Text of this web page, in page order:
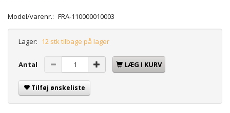
Model/varenr.: FRA-110000010003
Lager: 12 stk tilbage på lager
Antal LÆG I KURV
Tilføj ønskeliste